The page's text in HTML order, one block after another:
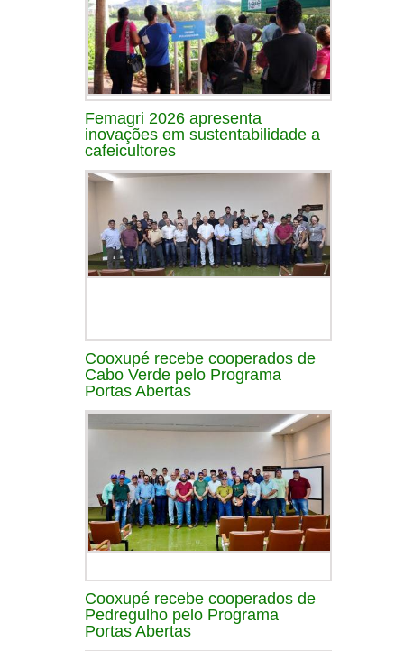
Femagri 2026 apresenta
inovações em sustentabilidade a
cafeicultores
Cooxupé recebe cooperados de
Cabo Verde pelo Programa
Portas Abertas
Cooxupé recebe cooperados de
Pedregulho pelo Programa
Portas Abertas